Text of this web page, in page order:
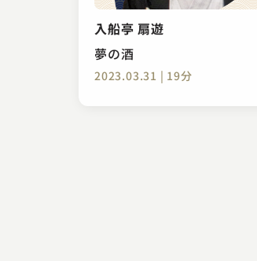
入船亭 扇遊
夢の酒
2023.03.31 | 19分